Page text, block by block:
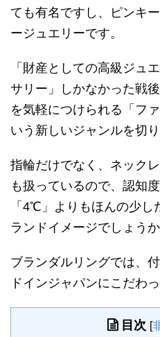
ても有名ですし、ピンキ
ージュエリーです。
「財産としての高級ジュ
サリー」しかなかった戦
を気軽につけられる「フ
いう新しいジャンルを切り
指輪だけでなく、ネック
も扱っているので、認知度
「4℃」よりもほんの少
ランドイメージでしょうか
ブランダルリングでは、
ドインジャパンにこだわ
目次 [